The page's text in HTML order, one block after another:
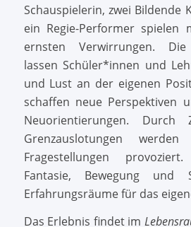
Schauspielerin, zwei Bildende
ein Regie-Performer spielen
ernsten Verwirrungen.
lassen Schüler*innen und
und Lust an der eigenen
schaffen neue Perspektiven
Neuorientierungen. Durch
Grenzauslotungen
Fragestellungen
Fantasie, Bewegung und
Erfahrungsräume für das
Das Erlebnis findet im